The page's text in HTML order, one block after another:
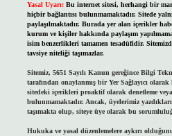
Yasal Uyarı: Bu internet sitesi, herhangi bir
hiçbir bağlantısı bulunmamaktadır. Sitede
paylaşılmaktadır. Burada yer alan içerikler
kurum ve kişiler hakkında paylaşım
isim benzerlikleri tamamen tesadüfidir.
tavsiye niteliği taşımazlar.
Sitemiz, 5651 Sayılı Kanun gereğince Bilgi
tarafından onaylanmış bir Yer Sağlayıcı
sitedeki içerikleri proaktif olarak denetleme
bulunmamaktadır. Ancak, üyelerimiz
taşımakta olup, siteye üye olarak bu
Hukuka ve yasal düzenlemelere aykırı